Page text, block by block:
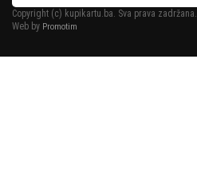
Copyright (c) kupikartu.ba. Sva prava zadržana.
Web by Promotim